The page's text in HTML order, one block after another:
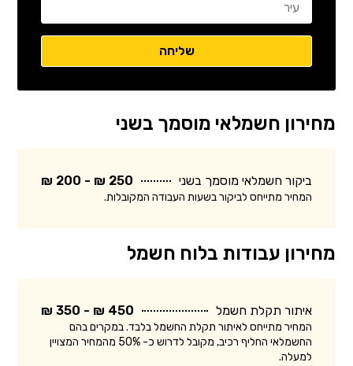
מחירון חשמלאי מוסמך בשני
ביקור חשמלאי מוסמך בשני 250 ₪ - 200 ₪
המחיר מתייחס לביקור בשעות העבודה המקובלות.
מחירון עבודות בלוח חשמל
איתור תקלת חשמל 450 ₪ - 350 ₪
המחיר מתייחס לאיתור תקלת החשמל בלבד. במקרים בהם
החשמלאי החליף רכיב, מקובל לדרוש כ- 50% מהמחיר המצויין
למעלה.